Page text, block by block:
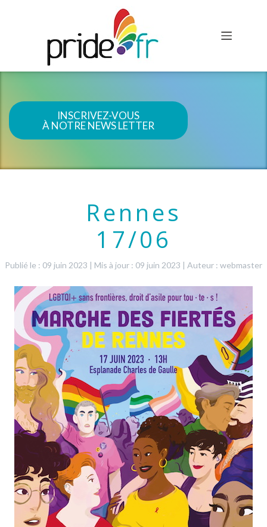
INSCRIVEZ-VOUS
À NOTRE NEWS LETTER
Rennes
17/06
Publié le : 09 juin 2023 | Mis à jour : 09 juin 2023 | Auteur : webmaster